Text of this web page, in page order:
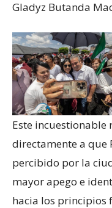
Gladyz Butanda
Este incuestionable
directamente a que
percibido por la
mayor apego e
hacia los principios